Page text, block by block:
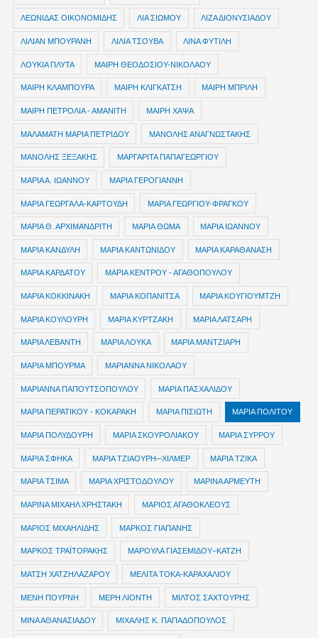
ΛΕΩΝΙΔΑΣ ΟΙΚΟΝΟΜΙΔΗΣ ΛΙΑ ΣΙΩΜΟΥ ΛΙΖΑ ΔΙΟΝΥΣΙΑΔΟΥ
ΛΙΛΙΑΝ ΜΠΟΥΡΑΝΗ ΛΙΛΙΑ ΤΣΟΥΒΑ ΛΙΝΑ ΦΥΤΙΛΗ
ΛΟΥΚΙΑ ΠΛΥΤΑ ΜΑΙΡΗ ΘΕΟΔΟΣΙΟΥ-ΝΙΚΟΛΑΟΥ
ΜΑΙΡΗ ΚΛΑΜΠΟΥΡΑ ΜΑΙΡΗ ΚΛΙΓΚΑΤΣΗ ΜΑΙΡΗ ΜΠΡΙΛΗ
ΜΑΙΡΗ ΠΕΤΡΟΛΙΑ - ΑΜΑΝΙΤΗ ΜΑΙΡΗ ΧΑΨΑ
ΜΑΛΑΜΑΤΗ ΜΑΡΙΑ ΠΕΤΡΙΔΟΥ ΜΑΝΟΛΗΣ ΑΝΑΓΝΩΣΤΑΚΗΣ
ΜΑΝΟΛΗΣ ΞΕΞΑΚΗΣ ΜΑΡΓΑΡΙΤΑ ΠΑΠΑΓΕΩΡΓΙΟΥ
ΜΑΡΙΑ Α. ΙΩΑΝΝΟΥ ΜΑΡΙΑ ΓΕΡΟΓΙΑΝΝΗ
ΜΑΡΙΑ ΓΕΩΡΓΑΛΑ-ΚΑΡΤΟΥΔΗ ΜΑΡΙΑ ΓΕΩΡΓΙΟΥ-ΦΡΑΓΚΟΥ
ΜΑΡΙΑ Θ. ΑΡΧΙΜΑΝΔΡΙΤΗ ΜΑΡΙΑ ΘΩΜΑ ΜΑΡΙΑ ΙΩΑΝΝΟΥ
ΜΑΡΙΑ ΚΑΝΔΥΛΗ ΜΑΡΙΑ ΚΑΝΤΩΝΙΔΟΥ ΜΑΡΙΑ ΚΑΡΑΘΑΝΑΣΗ
ΜΑΡΙΑ ΚΑΡΔΑΤΟΥ ΜΑΡΙΑ ΚΕΝΤΡΟΥ - ΑΓΑΘΟΠΟΥΛΟΥ
ΜΑΡΙΑ ΚΟΚΚΙΝΑΚΗ ΜΑΡΙΑ ΚΟΠΑΝΙΤΣΑ ΜΑΡΙΑ ΚΟΥΓΙΟΥΜΤΖΗ
ΜΑΡΙΑ ΚΟΥΛΟΥΡΗ ΜΑΡΙΑ ΚΥΡΤΖΑΚΗ ΜΑΡΙΑ ΛΑΤΣΑΡΗ
ΜΑΡΙΑ ΛΕΒΑΝΤΗ ΜΑΡΙΑ ΛΟΥΚΑ ΜΑΡΙΑ ΜΑΝΤΖΙΑΡΗ
ΜΑΡΙΑ ΜΠΟΥΡΜΑ ΜΑΡΙΑΝΝΑ ΝΙΚΟΛΑΟΥ
ΜΑΡΙΑΝΝΑ ΠΑΠΟΥΤΣΟΠΟΥΛΟΥ ΜΑΡΙΑ ΠΑΣΧΑΛΙΔΟΥ
ΜΑΡΙΑ ΠΕΡΑΤΙΚΟΥ - ΚΟΚΑΡΑΚΗ ΜΑΡΙΑ ΠΙΣΙΩΤΗ ΜΑΡΙΑ ΠΟΛΙΤΟΥ
ΜΑΡΙΑ ΠΟΛΥΔΟΥΡΗ ΜΑΡΙΑ ΣΚΟΥΡΟΛΙΑΚΟΥ ΜΑΡΙΑ ΣΥΡΡΟΥ
ΜΑΡΙΑ ΣΦΗΚΑ ΜΑΡΙΑ ΤΖΙΑΟΥΡΗ─ΧΙΛΜΕΡ ΜΑΡΙΑ ΤΖΙΚΑ
ΜΑΡΙΑ ΤΣΙΜΑ ΜΑΡΙΑ ΧΡΙΣΤΟΔΟΥΛΟΥ ΜΑΡΙΝΑ ΑΡΜΕΥΤΗ
ΜΑΡΙΝΑ ΜΙΧΑΗΛ ΧΡΗΣΤΑΚΗ ΜΑΡΙΟΣ ΑΓΑΘΟΚΛΕΟΥΣ
ΜΑΡΙΟΣ ΜΙΧΑΗΛΙΔΗΣ ΜΑΡΚΟΣ ΓΙΑΠΑΝΗΣ
ΜΑΡΚΟΣ ΤΡΑΪΤΟΡΑΚΗΣ ΜΑΡΟΥΛΑ ΓΙΑΣΕΜΙΔΟΥ–ΚΑΤΖΗ
ΜΑΤΣΗ ΧΑΤΖΗΛΑΖΑΡΟΥ ΜΕΛΙΤΑ ΤΟΚΑ-ΚΑΡΑΧΑΛΙΟΥ
ΜΕΝΗ ΠΟΥΡΝΗ ΜΕΡΗ ΛΙΟΝΤΗ ΜΙΛΤΟΣ ΣΑΧΤΟΥΡΗΣ
ΜΙΝΑ ΑΘΑΝΑΣΙΑΔΟΥ ΜΙΧΑΛΗΣ Κ. ΠΑΠΑΔΟΠΟΥΛΟΣ